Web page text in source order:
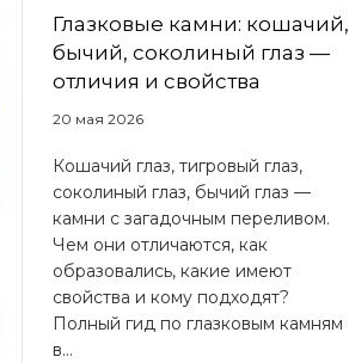
Глазковые камни: кошачий,
бычий, соколиный глаз —
отличия и свойства
20 мая 2026
Кошачий глаз, тигровый глаз,
соколиный глаз, бычий глаз —
камни с загадочным переливом.
Чем они отличаются, как
образовались, какие имеют
свойства и кому подходят?
Полный гид по глазковым камням
в...